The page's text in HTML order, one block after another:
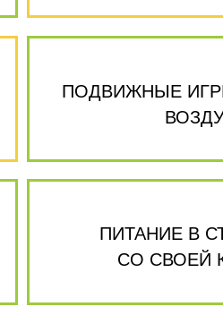
ПОДВИЖНЫЕ
ПИТАНИЕ В
СО СВОЕЙ